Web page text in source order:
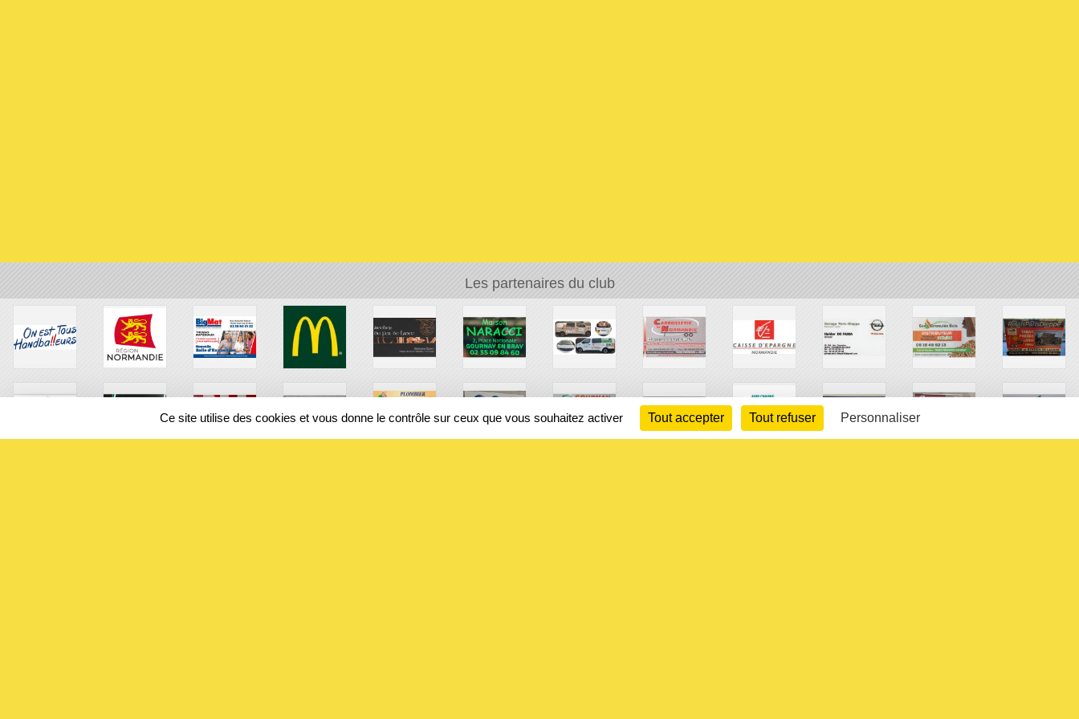
Les partenaires du club
Ce site utilise des cookies et vous donne le contrôle sur ceux que vous souhaitez activer Tout accepter Tout refuser Personnaliser